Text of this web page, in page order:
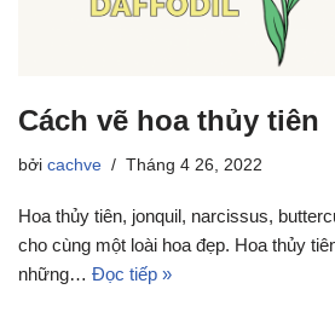
Cách vẽ hoa thủy tiên
bởi cachve Tháng 4 26, 2022
Hoa thủy tiên, jonquil, narcissus,
cho cùng một loài hoa đẹp. Hoa thủy
những… Đọc tiếp »